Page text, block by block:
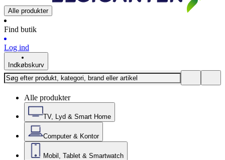
Alle produkter
Find butik
Log ind
Indkøbskurv
Alle produkter
TV, Lyd & Smart Home
Computer & Kontor
Mobil, Tablet & Smartwatch